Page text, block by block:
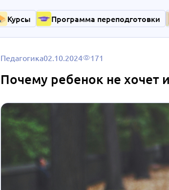
Курсы Программа переподготовки
Педагогика02.10.2024 171
Почему ребенок не хочет